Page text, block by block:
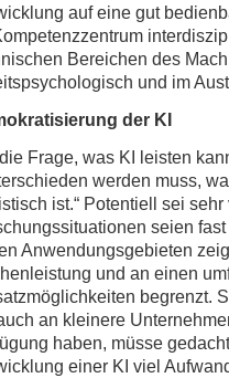
auf eine gut
Bereichen des
und im
der KI
Frage, was KI leisten
werden muss,
ist.“ Potentiell sei
seien
Anwendungsgebieten
und an einen
begrenzt.
an kleinere
haben, müsse
einer KI viel